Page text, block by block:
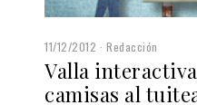
11/12/2012 Redacción
Valla
camisas al